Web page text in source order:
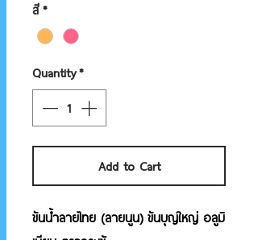
สี*
Quantity*
Add to Cart
ขันน้ำลายไทย (ลายนูน) ขันบุญใหญ่ อลูมิ